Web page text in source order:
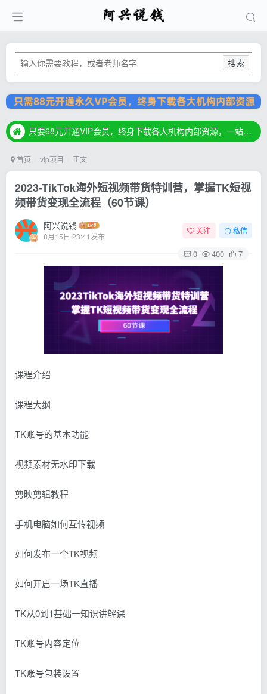
搜索
只要68元开通VIP会员，终身下载各大机构内部资源，一站式草根创业基地，最新最强网赚教程大全，小投入，大回报！
只要68元开通VIP会员，终身下载各大机构内部资源，一站式草根创业基地，最新最强网赚教程大全，小投入，大回报！
首页 vip项目 正文
2023-TikTok海外短视频带货特训营，掌握TK短视
频带货变现全流程（60节课）
阿兴说钱
8月15日 23:41发布
关注 私信
0 400 7
课程介绍
课程大纲
TK账号的基本功能
视频素材无水印下载
剪映剪辑教程
手机电脑如何互传视频
如何发布一个TK视频
如何开启一场TK直播
TK从0到1基础一知识讲解课
TK账号内容定位
TK账号包装设置